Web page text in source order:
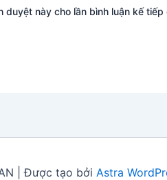
này cho lần bình luận kế tiếp
| Được tạo bởi Astra